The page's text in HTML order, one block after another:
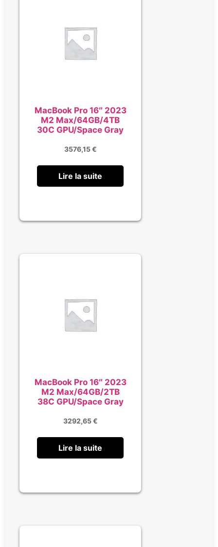
MacBook Pro 16″ 2023
M2 Max/64GB/4TB
30C GPU/Space Gray
3576,15€
Lire la suite
MacBook Pro 16″ 2023
M2 Max/64GB/2TB
38C GPU/Space Gray
3292,65€
Lire la suite